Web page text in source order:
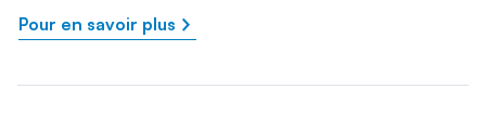
Pour en savoir plus